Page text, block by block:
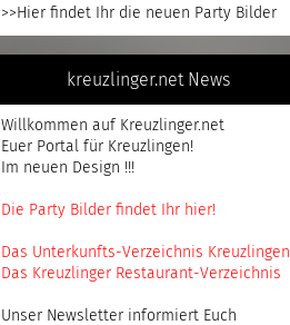
>>Hier findet Ihr die neuen Party Bilder
kreuzlinger.net News
Willkommen auf Kreuzlinger.net
Euer Portal für Kreuzlingen!
Im neuen Design !!!
Die Party Bilder findet Ihr hier!
Das Unterkunfts-Verzeichnis Kreuzlingen
Das Kreuzlinger Restaurant-Verzeichnis
Unser Newsletter informiert Euch